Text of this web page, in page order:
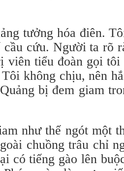
tưởng hóa điên.
cầu cứu. Người ta rõ
viên tiểu đoàn gọi tôi
không chịu, nên
bị đem giam
như thế ngót một
chuồng trâu chỉ
có tiếng gào lên